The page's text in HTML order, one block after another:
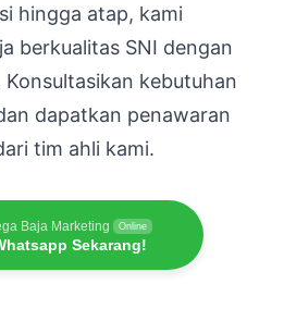
hingga atap, kami
berkualitas SNI dengan
kebutuhan
dapatkan penawaran
tim ahli kami.
Baja Marketing Online
Sekarang!